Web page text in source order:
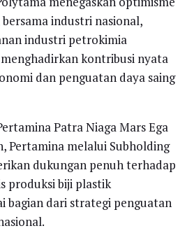
industri nasional,
industri petrokimia
kontribusi nyata
dan penguatan daya saing
Patra Niaga Mars Ega
Pertamina melalui Subholding
dukungan penuh terhadap
produksi biji plastik
bagian dari strategi penguatan